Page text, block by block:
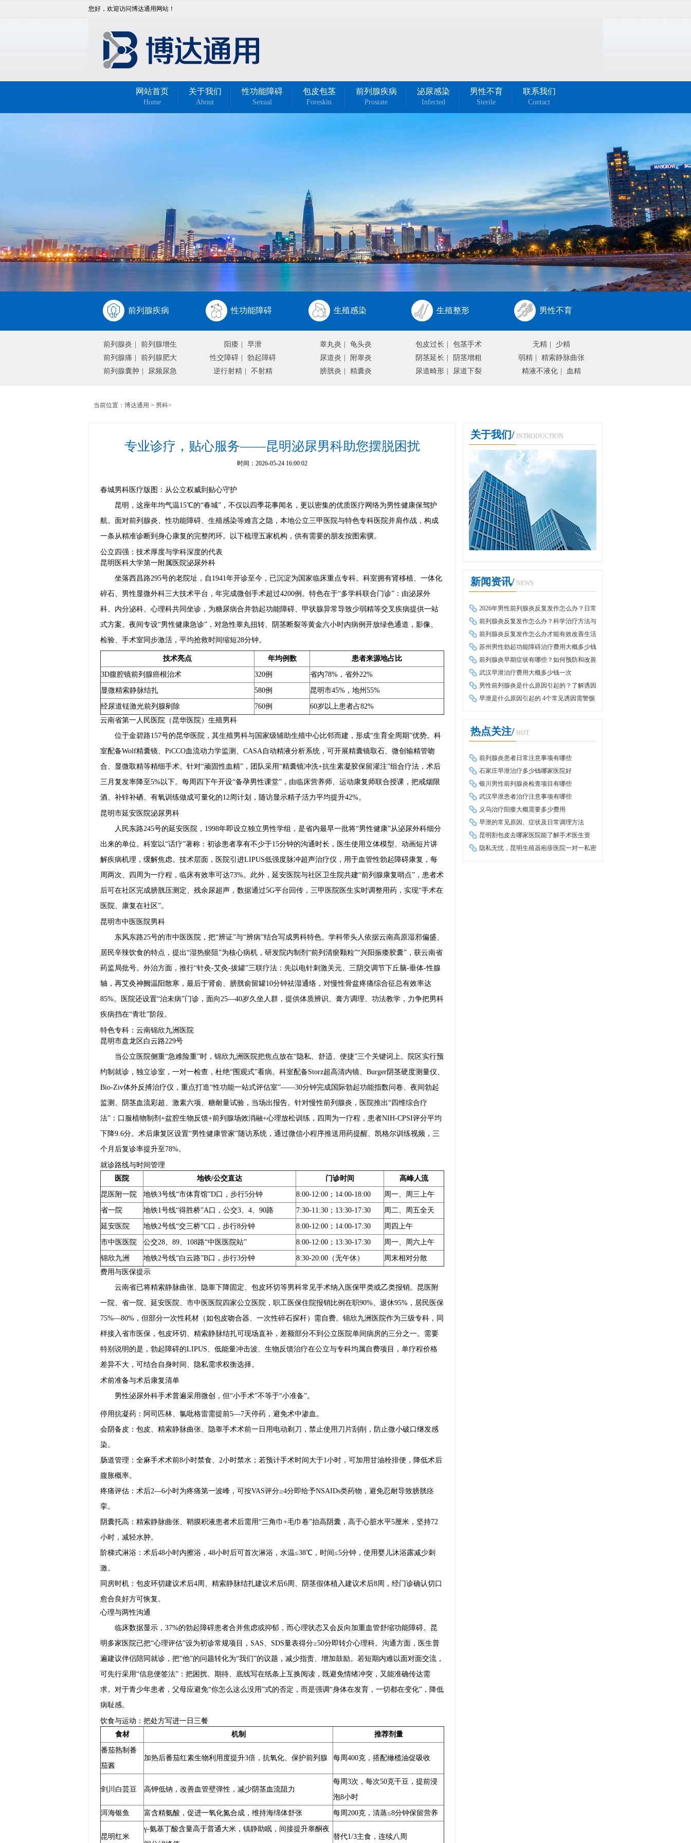
您好，欢迎访问博达通用网站！
网站首页
Home
关于我们
About
性功能障碍
Sexual
包皮包茎
Foreskin
前列腺疾病
Prostate
泌尿感染
Infected
男性不育
Sterile
联系我们
Contact
前列腺疾病
前列腺炎 |
前列腺增生
前列腺痛 |
前列腺肥大
前列腺囊肿 | 尿频尿急
性功能障碍
阳痿 |
早泄
性交障碍 |
勃起障碍
逆行射精 | 不射精
生殖感染
睾丸炎 |
龟头炎
尿道炎 |
附睾炎
膀胱炎 | 精囊炎
生殖整形
包皮过长 |
包茎手术
阴茎延长 |
阴茎增粗
尿道畸形 | 尿道下裂
男性不育
无精 |
少精
弱精 |
精索静脉曲张
精液不液化 | 血精
当前位置： 博达通用 > 男科>
专业诊疗，贴心服务——昆明泌尿男科助您摆脱困扰
时间：2026-05-24 16:00:02
春城男科医疗版图：从公立权威到贴心守护
昆明，这座年均气温15℃的“春城”，不仅以四季花事闻名，更以密集的优质医疗网络为男性健康保驾护
航。面对前列腺炎、性功能障碍、生殖感染等难言之隐，本地公立三甲医院与特色专科医院并肩作战，构成
一条从精准诊断到身心康复的完整闭环。以下梳理五家机构，供有需要的朋友按图索骥。
公立四强：技术厚度与学科深度的代表
昆明医科大学第一附属医院泌尿外科
坐落西昌路295号的老院址，自1941年开诊至今，已沉淀为国家临床重点专科。科室拥有肾移植、一体化
碎石、男性显微外科三大技术平台，年完成微创手术超过4200例。特色在于“多学科联合门诊”：由泌尿外
科、内分泌科、心理科共同坐诊，为糖尿病合并勃起功能障碍、甲状腺异常导致少弱精等交叉疾病提供一站
式方案。夜间专设“男性健康急诊”，对急性睾丸扭转、阴茎断裂等黄金六小时内病例开放绿色通道，影像、
检验、手术室同步激活，平均抢救时间缩短28分钟。
技术亮点 年均例数 患者来源地占比
3D腹腔镜前列腺癌根治术 320例 省内78%，省外22%
显微精索静脉结扎 580例 昆明市45%，地州55%
经尿道铥激光前列腺剜除 760例
60岁以上患者占82%
云南省第一人民医院（昆华医院）生殖男科
位于金碧路157号的昆华医院，其生殖男科与国家级辅助生殖中心比邻而建，形成“生育全周期”优势。科
室配备Wolf精囊镜、PiCCO血流动力学监测、CASA自动精液分析系统，可开展精囊镜取石、微创输精管吻
合、显微取精等精细手术。针对“顽固性血精”，团队采用“精囊镜冲洗+抗生素凝胶保留灌注”组合疗法，术后
三月复发率降至5%以下。每周四下午开设“备孕男性课堂”，由临床营养师、运动康复师联合授课，把戒烟限
酒、补锌补硒、有氧训练做成可量化的12周计划，随访显示精子活力平均提升42%。
昆明市延安医院泌尿男科
人民东路245号的延安医院，1998年即设立独立男性学组，是省内最早一批将“男性健康”从泌尿外科细分
出来的单位。科室以“话疗”著称：初诊患者享有不少于15分钟的沟通时长，医生使用立体模型、动画短片讲
解疾病机理，缓解焦虑。技术层面，医院引进LIPUS低强度脉冲超声治疗仪，用于血管性勃起障碍康复，每
周两次、四周为一疗程，临床有效率可达73%。此外，延安医院与社区卫生院共建“前列腺康复哨点”，患者术
后可在社区完成膀胱压测定、残余尿超声，数据通过5G平台回传，三甲医院医生实时调整用药，实现“手术在
医院、康复在社区”。
昆明市中医医院男科
东风东路25号的市中医医院，把“辨证”与“辨病”结合写成男科特色。学科带头人依据云南高原湿邪偏盛、
居民辛辣饮食的特点，提出“湿热瘀阻”为核心病机，研发院内制剂“前列清瘀颗粒”“兴阳振痿胶囊”，获云南省
药监局批号。外治方面，推行“针灸-艾灸-拔罐”三联疗法：先以电针刺激关元、三阴交调节下丘脑-垂体-性腺
轴，再艾灸神阙温阳散寒，最后于肾俞、膀胱俞留罐10分钟祛湿通络，对慢性骨盆疼痛综合征总有效率达
85%。医院还设置“治未病”门诊，面向25—40岁久坐人群，提供体质辨识、膏方调理、功法教学，力争把男科
疾病挡在“青壮”阶段。
特色专科：云南锦欣九洲医院
昆明市盘龙区白云路229号
当公立医院侧重“急难险重”时，锦欣九洲医院把焦点放在“隐私、舒适、便捷”三个关键词上。院区实行预
约制就诊，独立诊室，一对一检查，杜绝“围观式”看病。科室配备Storz超高清内镜、Burger阴茎硬度测量仪、
Bio-Ziv体外反搏治疗仪，重点打造“性功能一站式评估室”——30分钟完成国际勃起功能指数问卷、夜间勃起
监测、阴茎血流彩超、激素六项、糖耐量试验，当场出报告。针对慢性前列腺炎，医院推出“四维综合疗
法”：口服植物制剂+盆腔生物反馈+前列腺场效消融+心理放松训练，四周为一疗程，患者NIH-CPSI评分平均
下降9.6分。术后康复区设置“男性健康管家”随访系统，通过微信小程序推送用药提醒、凯格尔训练视频，三
个月后复诊率提升至78%。
就诊路线与时间管理
医院
地铁/公交直达 门诊时间 高峰人流
昆医附一院 地铁3号线“市体育馆”D口，步行5分钟 8:00-12:00；14:00-18:00 周一、周三上午
省一院 地铁1号线“得胜桥”A口，公交3、4、90路 7:30-11:30；13:30-17:30 周二、周五全天
延安医院 地铁2号线“交三桥”C口，步行8分钟 8:00-12:00；14:00-17:30 周四上午
市中医医院 公交28、89、108路“中医医院站” 8:00-12:00；13:30-17:30 周一、周六上午
锦欣九洲 地铁2号线“白云路”B口，步行3分钟 8:30-20:00（无午休）
周末相对分散
费用与医保提示
云南省已将精索静脉曲张、隐睾下降固定、包皮环切等男科常见手术纳入医保甲类或乙类报销。昆医附
一院、省一院、延安医院、市中医医院四家公立医院，职工医保住院报销比例在职90%、退休95%，居民医保
75%—80%，但部分一次性耗材（如包皮吻合器、一次性碎石探杆）需自费。锦欣九洲医院作为三级专科，同
样接入省市医保，包皮环切、精索静脉结扎可现场直补，差额部分不到公立医院单间病房的三分之一。需要
特别说明的是，勃起障碍的LIPUS、低能量冲击波、生物反馈治疗在公立与专科均属自费项目，单疗程价格
差异不大，可结合自身时间、隐私需求权衡选择。
术前准备与术后康复清单
男性泌尿外科手术普遍采用微创，但“小手术”不等于“小准备”。
停用抗凝药：阿司匹林、氯吡格雷需提前5—7天停药，避免术中渗血。
会阴备皮：包皮、精索静脉曲张、隐睾手术术前一日用电动剃刀，禁止使用刀片刮削，防止微小破口继发感
染。
肠道管理：全麻手术术前8小时禁食、2小时禁水；若预计手术时间大于1小时，可加用甘油栓排便，降低术后
腹胀概率。
疼痛评估：术后2—6小时为疼痛第一波峰，可按VAS评分≥4分即给予NSAIDs类药物，避免忍耐导致膀胱痉
挛。
阴囊托高：精索静脉曲张、鞘膜积液患者术后需用“三角巾+毛巾卷”抬高阴囊，高于心脏水平5厘米，坚持72
小时，减轻水肿。
阶梯式淋浴：术后48小时内擦浴，48小时后可首次淋浴，水温≤38℃，时间≤5分钟，使用婴儿沐浴露减少刺
激。
同房时机：包皮环切建议术后4周、精索静脉结扎建议术后6周、阴茎假体植入建议术后8周，经门诊确认切口
愈合良好方可恢复。
心理与两性沟通
临床数据显示，37%的勃起障碍患者合并焦虑或抑郁，而心理状态又会反向加重血管舒缩功能障碍。昆
明多家医院已把“心理评估”设为初诊常规项目，SAS、SDS量表得分≥50分即转介心理科。沟通方面，医生普
遍建议伴侣陪同就诊，把“他”的问题转化为“我们”的议题，减少指责、增加鼓励。若短期内难以面对面交流，
可先行采用“信息便签法”：把困扰、期待、底线写在纸条上互换阅读，既避免情绪冲突，又能准确传达需
求。对于青少年患者，父母应避免“你怎么这么没用”式的否定，而是强调“身体在发育，一切都在变化”，降低
病耻感。
饮食与运动：把处方写进一日三餐
食材
机制 推荐剂量
番茄熟制番
茄酱
加热后番茄红素生物利用度提升3倍，抗氧化、保护前列腺 每周400克，搭配橄榄油促吸收
剑川白芸豆 高钾低钠，改善血管壁弹性，减少阴茎血流阻力
每周3次，每次50克干豆，提前浸
泡8小时
洱海银鱼 富含精氨酸，促进一氧化氮合成，维持海绵体舒张 每周200克，清蒸≤8分钟保留营养
昆明红米
γ-氨基丁酸含量高于普通大米，镇静助眠，间接提升睾酮夜
替代1/3主食，连续八周
关于我们/ INTRODUCTION
新闻资讯/ NEWS
2026年男性前列腺炎反复发作怎么办？日常
调理与科学治疗全攻略
前列腺炎反复发作怎么办？科学治疗方法与
日常调理全攻略
前列腺炎反复发作怎么办才能有效改善生活
质量苏州男性勃起功能障碍治疗费用大概多少钱
前列腺炎早期症状有哪些？如何预防和改善
武汉早泄治疗费用大概多少钱一次
男性前列腺炎是什么原因引起的？了解诱因
早泄是什么原因引起的 4个常见诱因需警惕
热点关注/ HOT
前列腺炎患者日常注意事项有哪些
石家庄早泄治疗多少钱哪家医院好
银川男性前列腺炎检查项目有哪些
武汉早泄患者治疗注意事项有哪些
义乌治疗阳痿大概需要多少费用
早泄的常见原因、症状及日常调理方法
昆明割包皮去哪家医院能了解手术医生资
质？详细介绍
隐私无忧，昆明生殖器疱疹医院一对一私密